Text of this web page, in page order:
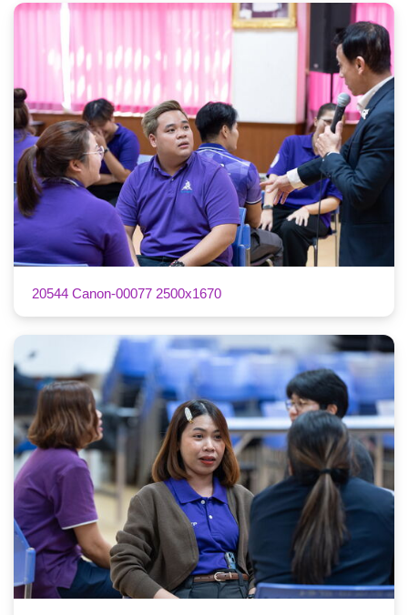
20544 Canon-00077 2500x1670